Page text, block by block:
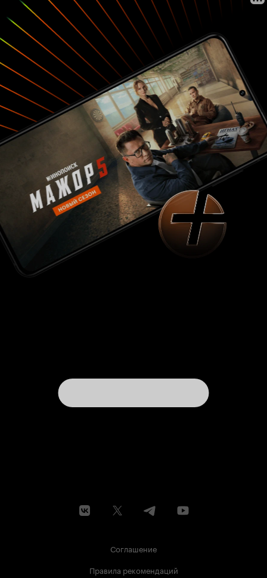
Соглашение
Правила рекомендаций